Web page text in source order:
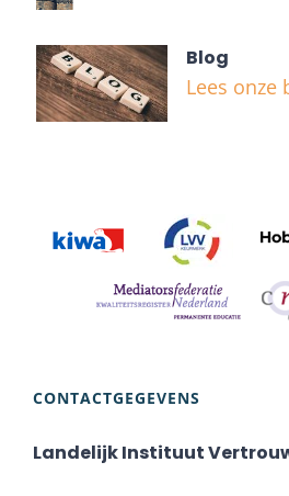
Blog
Lees onze
CONTACTGEGEVENS
Landelijk Instituut